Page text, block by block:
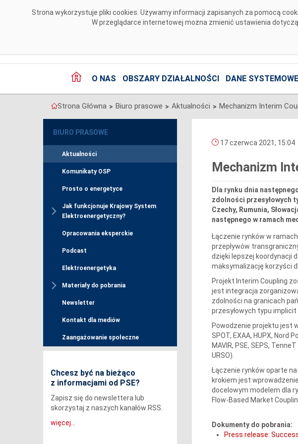
Strona wykorzystuje pliki cookies. Używamy informacji zapisanych za pomocą
W przeglądarce internetowej można zmienić ustawienia
O NAS OBSZARY DZIAŁALNOŚCI DANE SYSTEMOWE
Strona Główna > Biuro prasowe > Aktualności > Mechanizm Interim
BIURO PRASOWE
Aktualności
Komunikaty OSP
Prosto o energetyce
Jak funkcjonuje Krajowy System
Elektroenergetyczny?
Opracowania eksperckie
Podcast
Elektroenergetyka
Materiały do pobrania
Newsletter
Kontakt dla mediów
Zaangażowanie społeczne
Chcesz być na bieżąco
z informacjami od PSE?
Zapisz się do newslettera lub
skorzystaj z naszych kanałów RSS.
więcej...
17 czerwca 2021, 15:04
Mechanizm
Dla rynku dnia
zdolności przesyłowych
Czechy, Rumunia,
następnego w ramach
Łączenie rynków w
przepływów
dzięki lepszej koordynacji
maksymalizację korzyści
Projekt Interim Coupling
jest integracja
zdolności na granicach
przesyłowych typu
Powodzenie projektu jest
SPOT, EXAA, HUPX, Nord
MAVIR, PSE, SEPS,
URSO).
Łączenie rynków oparte
krokiem jest
docelowym modelem dla
Flow-Based Market
Dokumenty do pobrania:
Press release: